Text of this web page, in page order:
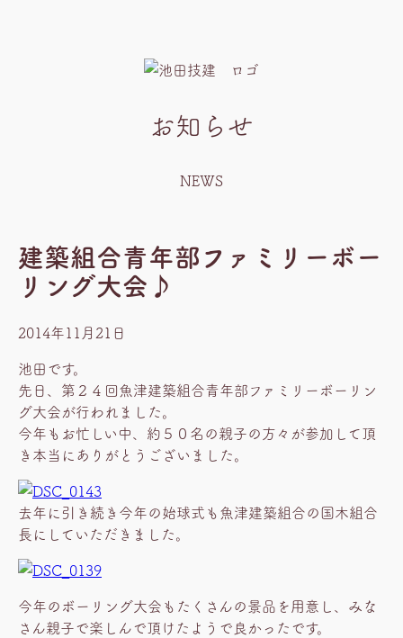
お知らせ
NEWS
建築組合青年部ファミリーボー
リング大会♪
2014年11月21日
池田です。
先日、第２４回魚津建築組合青年部ファミリーボーリン
グ大会が行われました。
今年もお忙しい中、約５０名の親子の方々が参加して頂
き本当にありがとうございました。
去年に引き続き今年の始球式も魚津建築組合の国木組合
長にしていただきました。
今年のボーリング大会もたくさんの景品を用意し、みな
さん親子で楽しんで頂けたようで良かったです。